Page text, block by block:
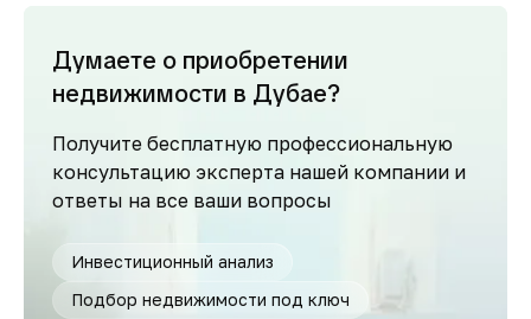
Думаете о приобретении
недвижимости в Дубае?
Получите бесплатную профессиональную
консультацию эксперта нашей компании и
ответы на все ваши вопросы
Инвестиционный анализ
Подбор недвижимости под ключ